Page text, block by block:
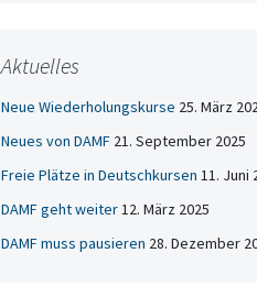
Aktuelles
Neue Wiederholungskurse 25. März
Neues von DAMF 21. September 2025
Freie Plätze in Deutschkursen 11. Juni
DAMF geht weiter 12. März 2025
DAMF muss pausieren 28. Dezember